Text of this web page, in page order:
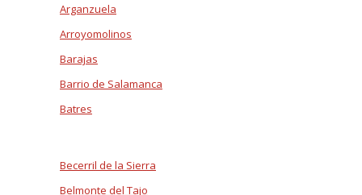
Arganzuela
Arroyomolinos
Barajas
Barrio de Salamanca
Batres
Becerril de la Sierra
Belmonte del Tajo